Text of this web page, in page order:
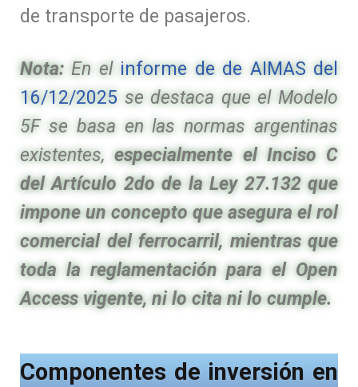
de transporte de pasajeros.
Nota: En el informe de de AIMAS del
16/12/2025 se destaca que el Modelo
5F se basa en las normas argentinas
existentes,especialmente el Inciso C
del Artículo 2do de la Ley 27.132 que
impone un concepto que asegura el rol
comercial del ferrocarril, mientras que
toda la reglamentación para el Open
Access vigente, ni lo cita ni lo cumple.
Componentes de inversión en